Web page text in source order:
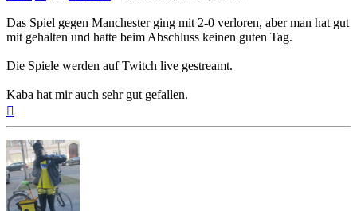
Das Spiel gegen Manchester ging mit 2-0 verloren, aber man hat gut
mit gehalten und hatte beim Abschluss keinen guten Tag.
Die Spiele werden auf Twitch live gestreamt.
Kaba hat mir auch sehr gut gefallen.